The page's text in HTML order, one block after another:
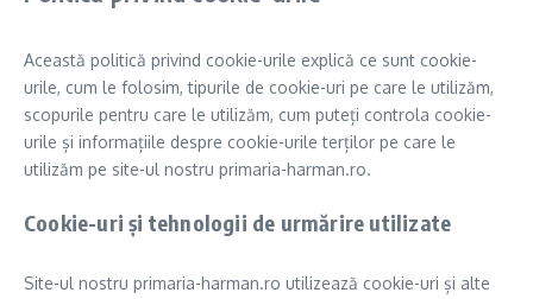
Această politică privind cookie-urile explică ce sunt cookie-
urile, cum le folosim, tipurile de cookie-uri pe care le utilizăm,
scopurile pentru care le utilizăm, cum puteți controla cookie-
urile și informațiile despre cookie-urile terților pe care le
utilizăm pe site-ul nostru primaria-harman.ro.
Cookie-uri și tehnologii de urmărire utilizate
Site-ul nostru primaria-harman.ro utilizează cookie-uri și alte